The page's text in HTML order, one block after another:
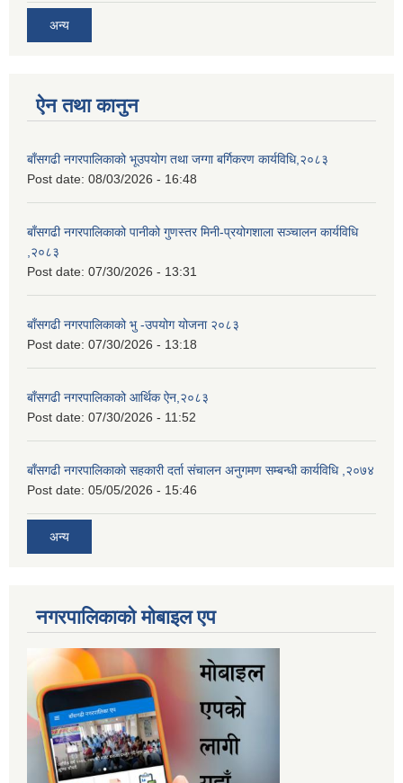
अन्य
ऐन तथा कानुन
बाँसगढी नगरपालिकाको भूउपयोग तथा जग्गा बर्गिकरण कार्यविधि,२०८३
Post date: 08/03/2026 - 16:48
बाँसगढी नगरपालिकाको पानीको गुणस्तर मिनी-प्रयोगशाला सञ्चालन कार्यविधि
,२०८३
Post date: 07/30/2026 - 13:31
बाँसगढी नगरपालिकाको भु -उपयोग योजना २०८३
Post date: 07/30/2026 - 13:18
बाँसगढी नगरपालिकाको आर्थिक ऐन,२०८३
Post date: 07/30/2026 - 11:52
बाँसगढी नगरपालिकाको सहकारी दर्ता संचालन अनुगमण सम्बन्धी कार्यविधि ,२०७४
Post date: 05/05/2026 - 15:46
अन्य
नगरपालिकाकाे माेबाइल एप